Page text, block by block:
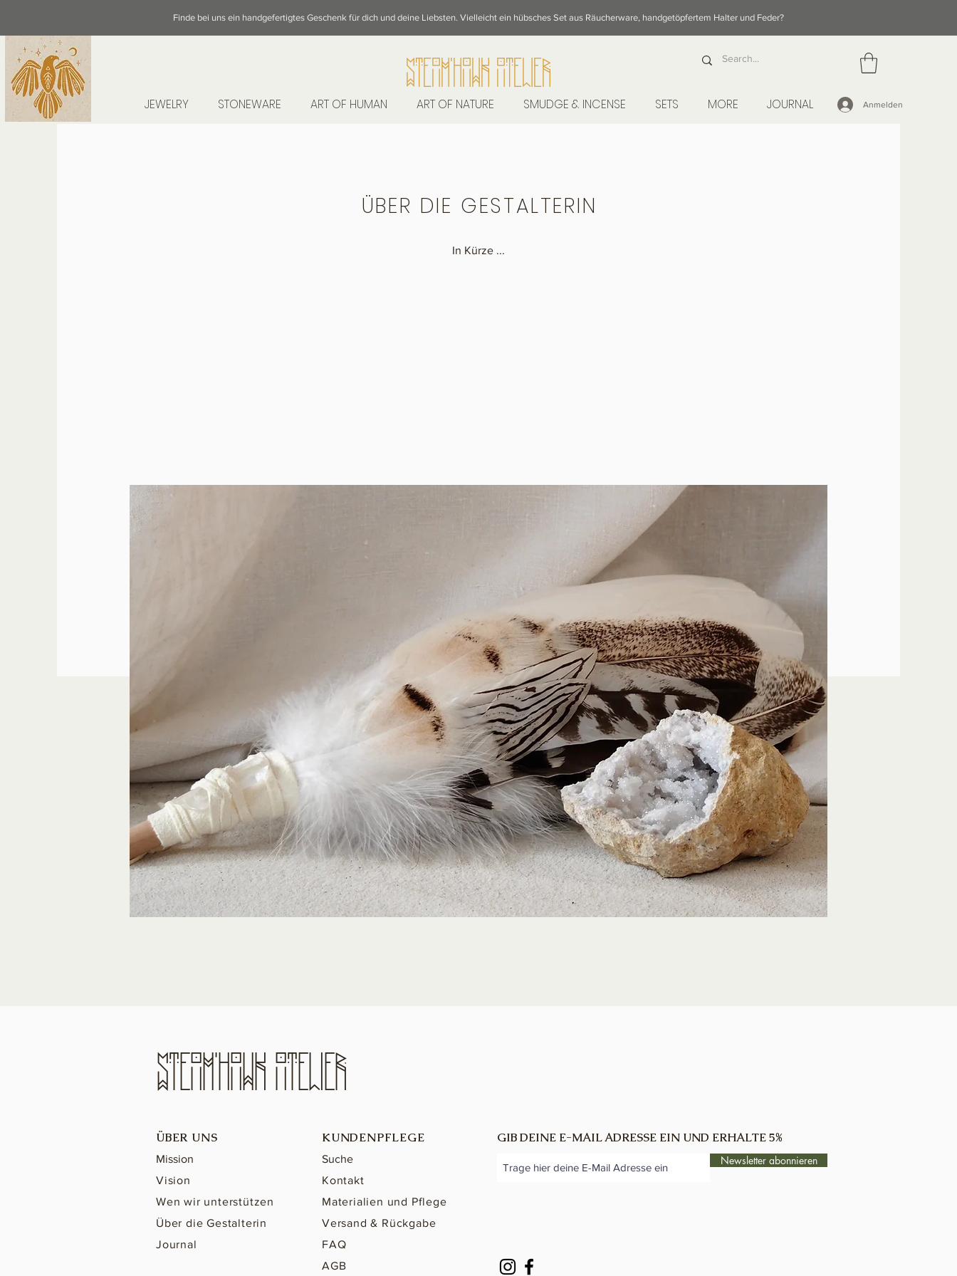
Finde bei uns ein handgefertigtes Geschenk für dich und deine Liebsten. Vielleicht ein hübsches Set aus Räucherware, handgetöpfertem Halter und Feder?
STeAM'hAWK ATeLieR
JEWELRY STONEWARE ART OF HUMAN ART OF NATURE SMUDGE & INCENSE SETS MORE JOURNAL Anmelden
ÜBER DIE GESTALTERIN
In Kürze ...
STeAM'hAWK ATeLieR
ÜBER UNS
Mission
Vision
Wen wir unterstützen
Über die Gestalterin
Journal
KUNDENPFLEGE
Suche
Kontakt
Materialien und Pflege
Versand & Rückgabe
FAQ
AGB
GIB DEINE E-MAIL ADRESSE EIN UND ERHALTE 5%
Newsletter abonnieren